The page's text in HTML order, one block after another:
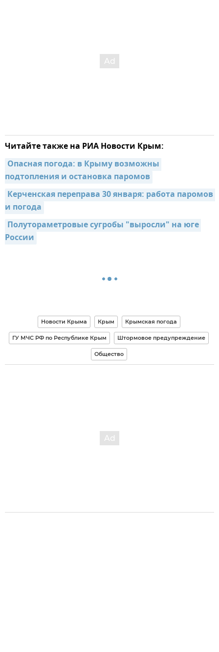
Читайте также на РИА Новости Крым:
Опасная погода: в Крыму возможны
подтопления и остановка паромов
Керченская переправа 30 января: работа паромов
и погода
Полутораметровые сугробы "выросли" на юге
России
Новости Крыма Крым Крымская погода
ГУ МЧС РФ по Республике Крым Штормовое предупреждение
Общество